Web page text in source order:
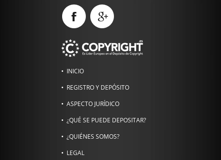
INICIO
REGISTRO Y DEPÓSITO
ASPECTO JURÍDICO
¿QUÉ SE PUEDE DEPOSITAR?
¿QUIÉNES SOMOS?
LEGAL